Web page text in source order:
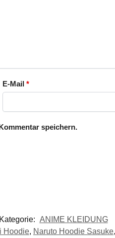
E-Mail *
speichern.
Kategorie: ANIME KLEIDUNG
Hoodie, Naruto Hoodie Sasuke,